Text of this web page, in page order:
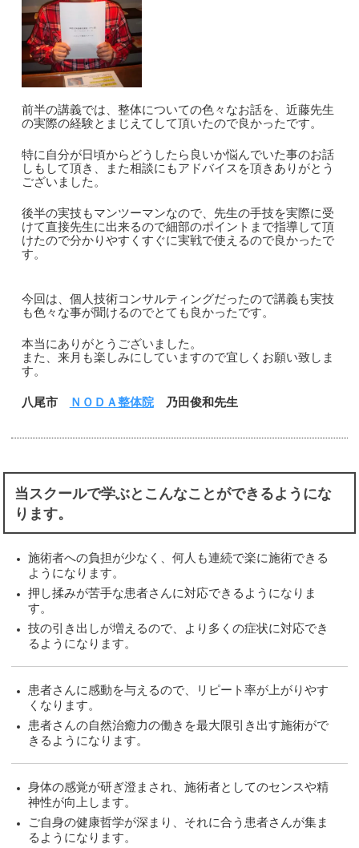
前半の講義では、整体についての色々なお話を、近藤先生
の実際の経験とまじえてして頂いたので良かったです。
特に自分が日頃からどうしたら良いか悩んでいた事のお話
しもして頂き、また相談にもアドバイスを頂きありがとう
ございました。
後半の実技もマンツーマンなので、先生の手技を実際に受
けて直接先生に出来るので細部のポイントまで指導して頂
けたので分かりやすくすぐに実戦で使えるので良かったで
す。
今回は、個人技術コンサルティングだったので講義も実技
も色々な事が聞けるのでとても良かったです。
本当にありがとうございました。
また、来月も楽しみにしていますので宜しくお願い致しま
す。
八尾市 ＮＯＤＡ整体院乃田俊和先生
当スクールで学ぶとこんなことができるようにな
ります。
施術者への負担が少なく、何人も連続で楽に施術できる
ようになります。
押し揉みが苦手な患者さんに対応できるようになりま
す。
技の引き出しが増えるので、より多くの症状に対応でき
るようになります。
患者さんに感動を与えるので、リピート率が上がりやす
くなります。
患者さんの自然治癒力の働きを最大限引き出す施術がで
きるようになります。
身体の感覚が研ぎ澄まされ、施術者としてのセンスや精
神性が向上します。
ご自身の健康哲学が深まり、それに合う患者さんが集ま
るようになります。